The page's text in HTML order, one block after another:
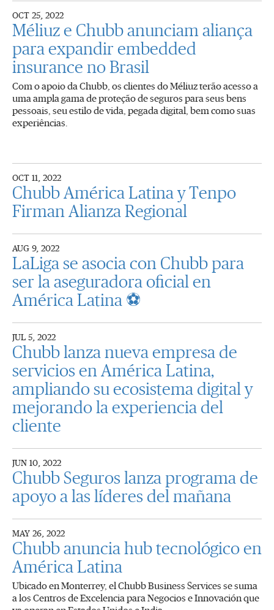
OCT 25, 2022
Méliuz e Chubb anunciam aliança
para expandir embedded
insurance no Brasil
Com o apoio da Chubb, os clientes do Méliuz terão acesso a
uma ampla gama de proteção de seguros para seus bens
pessoais, seu estilo de vida, pegada digital, bem como suas
experiências.
OCT 11, 2022
Chubb América Latina y Tenpo
Firman Alianza Regional
AUG 9, 2022
LaLiga se asocia con Chubb para
ser la aseguradora oficial en
América Latina ⚽
JUL 5, 2022
Chubb lanza nueva empresa de
servicios en América Latina,
ampliando su ecosistema digital y
mejorando la experiencia del
cliente
JUN 10, 2022
Chubb Seguros lanza programa de
apoyo a las líderes del mañana
MAY 26, 2022
Chubb anuncia hub tecnológico en
América Latina
Ubicado en Monterrey, el Chubb Business Services se suma
a los Centros de Excelencia para Negocios e Innovación que